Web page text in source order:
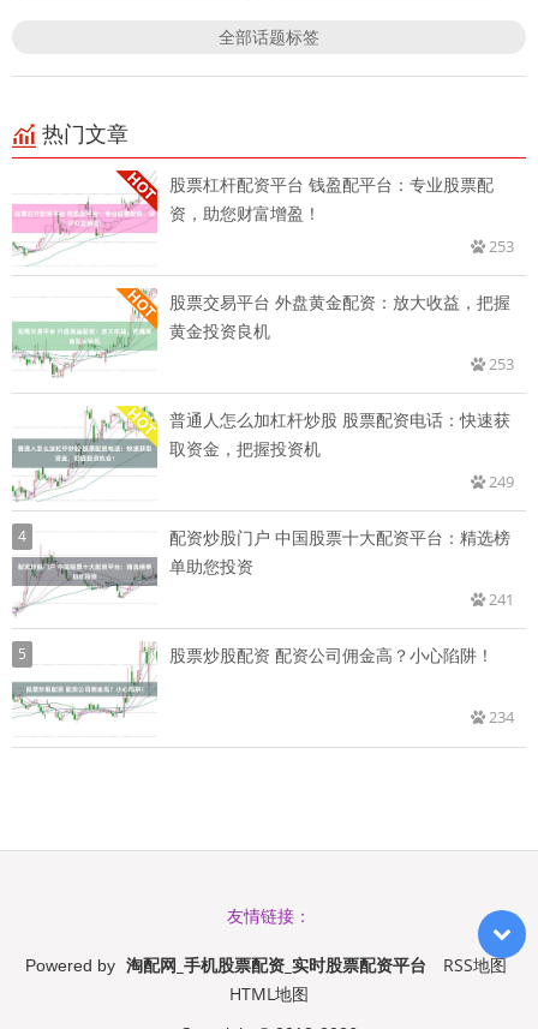
全部话题标签
热门文章
股票杠杆配资平台 钱盈配平台：专业股票配
资，助您财富增盈！
253
股票交易平台 外盘黄金配资：放大收益，把握
黄金投资良机
253
普通人怎么加杠杆炒股 股票配资电话：快速获
取资金，把握投资机
249
4
配资炒股门户 中国股票十大配资平台：精选榜
单助您投资
241
5 股票炒股配资 配资公司佣金高？小心陷阱！
234
友情链接：
Powered by 淘配网_手机股票配资_实时股票配资平台
RSS地图
HTML地图